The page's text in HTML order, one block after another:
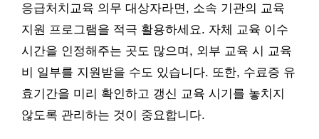
응급처치교육 의무 대상자라면, 소속 기관의 교육
지원 프로그램을 적극 활용하세요. 자체 교육 이수
시간을 인정해주는 곳도 많으며, 외부 교육 시 교육
비 일부를 지원받을 수도 있습니다. 또한, 수료증 유
효기간을 미리 확인하고 갱신 교육 시기를 놓치지
않도록 관리하는 것이 중요합니다.